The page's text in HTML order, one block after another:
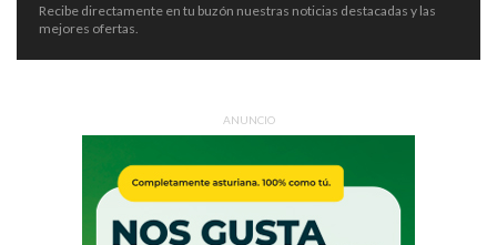
Recibe directamente en tu buzón nuestras noticias destacadas y las
mejores ofertas.
ANUNCIO